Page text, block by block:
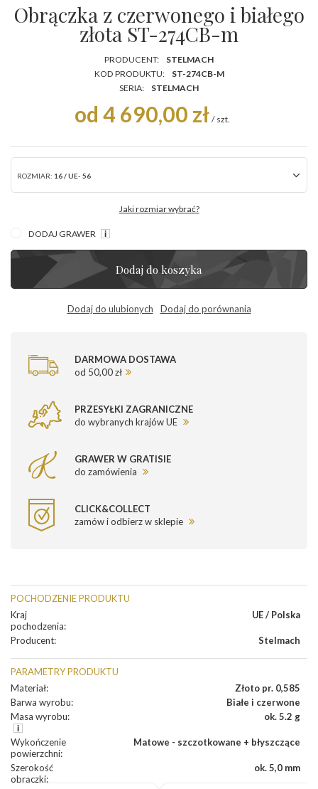
Obrączka z czerwonego i białego
złota ST-274CB-m
PRODUCENT:
STELMACH
KOD PRODUKTU:
ST-274CB-M
SERIA:
STELMACH
od 4 690,00 zł / szt.
ROZMIAR: 16 / UE- 56
Jaki rozmiar wybrać?
DODAJ GRAWER
Dodaj do koszyka
Dodaj do ulubionych Dodaj do porównania
DARMOWA DOSTAWA
od 50,00 zł
PRZESYŁKI ZAGRANICZNE
do wybranych krajów UE
GRAWER W GRATISIE
do zamówienia
CLICK&COLLECT
zamów i odbierz w sklepie
POCHODZENIE PRODUKTU
Kraj
pochodzenia:
UE / Polska
Producent: Stelmach
PARAMETRY PRODUKTU
Materiał:
Złoto pr. 0,585
Barwa wyrobu:
Białe i czerwone
Masa wyrobu: ok. 5.2 g
Wykończenie
powierzchni:
Matowe - szczotkowane + błyszczące
Szerokość
obrączki:
ok. 5,0 mm